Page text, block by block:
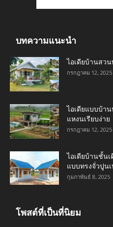
บทความแนะนำ
ไอเดียบ้านสว
กรกฎาคม 12, 2025
ไอเดียแบบบ้า
แหงนเรียบง่าย
กรกฎาคม 12, 2025
ไอเดียบ้านชั้น
แบบทรงจั่วปูน
กุมภาพันธ์ 8, 2025
โพสต์ที่เป็นที่นิยม